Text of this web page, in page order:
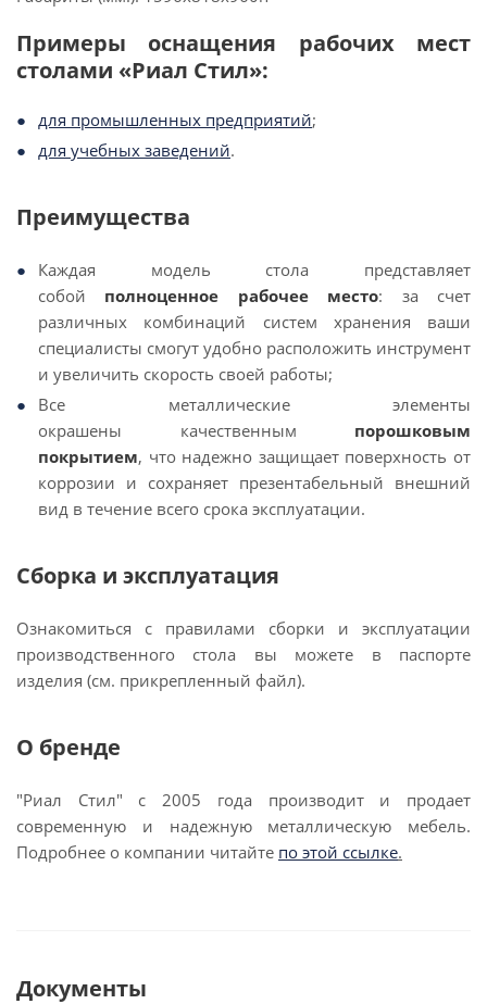
Примеры оснащения рабочих мест
столами «Риал Стил»:
для промышленных предприятий;
для учебных заведений.
Преимущества
Каждая модель стола представляет
собой полноценное рабочее место: за счет
различных комбинаций систем хранения ваши
специалисты смогут удобно расположить инструмент
и увеличить скорость своей работы;
Все металлические элементы
окрашены качественным порошковым
покрытием, что надежно защищает поверхность от
коррозии и сохраняет презентабельный внешний
вид в течение всего срока эксплуатации.
Сборка и эксплуатация
Ознакомиться с правилами сборки и эксплуатации
производственного стола вы можете в паспорте
изделия (см. прикрепленный файл).
О бренде
"Риал Стил" с 2005 года производит и продает
современную и надежную металлическую мебель.
Подробнее о компании читайте по этой ссылке.
Документы